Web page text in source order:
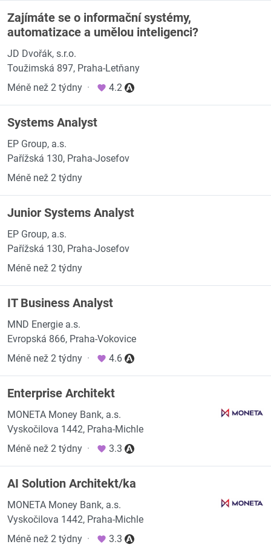
Zajímáte se o informační systémy,
automatizace a umělou inteligenci?
JD Dvořák, s.r.o.
Toužimská 897, Praha-Letňany
Méně než 2 týdny · 4.2
Systems Analyst
EP Group, a.s.
Pařížská 130, Praha-Josefov
Méně než 2 týdny
Junior Systems Analyst
EP Group, a.s.
Pařížská 130, Praha-Josefov
Méně než 2 týdny
IT Business Analyst
MND Energie a.s.
Evropská 866, Praha-Vokovice
Méně než 2 týdny · 4.6
Enterprise Architekt
MONETA Money Bank, a.s.
Vyskočilova 1442, Praha-Michle
Méně než 2 týdny · 3.3
AI Solution Architekt/ka
MONETA Money Bank, a.s.
Vyskočilova 1442, Praha-Michle
Méně než 2 týdny · 3.3